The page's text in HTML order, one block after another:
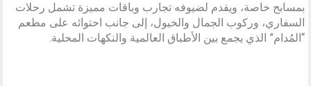
بمسابح خاصة، ويقدم لضيوفه تجارب وباقات مميزة تشمل رحلات
السفاري، وركوب الجمال والخيول، إلى جانب احتوائه على مطعم
“المُدام” الذي يجمع بين الأطباق العالمية والنكهات المحلية.